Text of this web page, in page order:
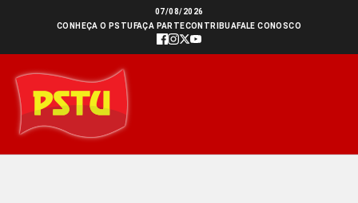
conteúdo
07/08/2026
CONHEÇA O PSTU FAÇA PARTECONTRIBUAFALE CONOSCO